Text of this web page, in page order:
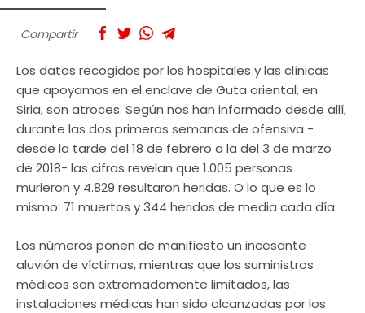
Compartir
Los datos recogidos por los hospitales y las clínicas
que apoyamos en el enclave de Guta oriental, en
Siria, son atroces. Según nos han informado desde allí,
durante las dos primeras semanas de ofensiva -
desde la tarde del 18 de febrero a la del 3 de marzo
de 2018- las cifras revelan que 1.005 personas
murieron y 4.829 resultaron heridas. O lo que es lo
mismo: 71 muertos y 344 heridos de media cada día.
Los números ponen de manifiesto un incesante
aluvión de víctimas, mientras que los suministros
médicos son extremadamente limitados, las
instalaciones médicas han sido alcanzadas por los